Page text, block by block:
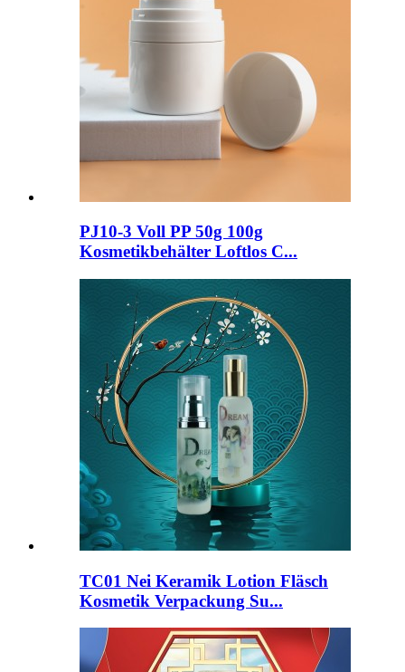
PJ10-3 Voll PP 50g 100g
Kosmetikbehälter Loftlos C...
TC01 Nei Keramik Lotion Fläsch
Kosmetik Verpackung Su...